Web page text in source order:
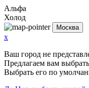
Альфа
Холод
Москва
x
Ваш город не
Предлагаем вам
Выбрать его по